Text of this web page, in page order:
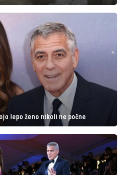
lepo ženo nikoli ne počne